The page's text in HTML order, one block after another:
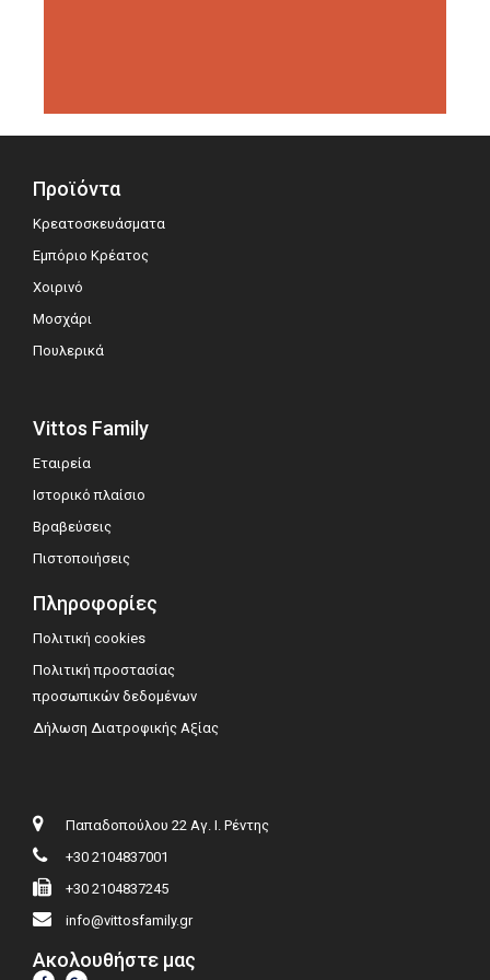
Προϊόντα
Κρεατοσκευάσματα
Εμπόριο Κρέατος
Χοιρινό
Μοσχάρι
Πουλερικά
Vittos Family
Εταιρεία
Ιστορικό πλαίσιο
Βραβεύσεις
Πιστοποιήσεις
Πληροφορίες
Πολιτική cookies
Πολιτική προστασίας
προσωπικών δεδομένων
Δήλωση Διατροφικής Αξίας
Παπαδοπούλου 22 Αγ. Ι. Ρέντης
+30 2104837001
+30 2104837245
info@vittosfamily.gr
Ακολουθήστε μας